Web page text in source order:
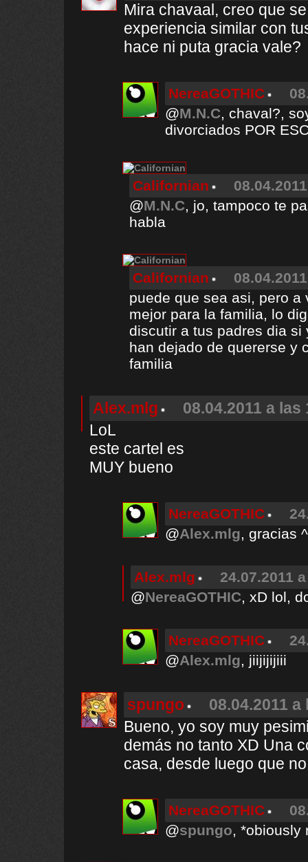
Mira chavaal, creo que
experiencia similar con
hace ni puta gracia vale?
NereaGOTHIC
@M.N.C, chaval?,
divorciados POR
Californian
@M.N.C, jo, tampoco te
habla
Californian
puede que sea asi, pero
mejor para la familia, lo
discutir a tus padres dia
han dejado de quererse y
familia
Alex.mlg
08.04.2011 a las
LoL
este cartel es
MUY bueno
NereaGOTHIC
@Alex.mlg, gracias
Alex.mlg
24.07.2011
@NereaGOTHIC, xD lol,
NereaGOTHIC
@Alex.mlg, jiijijijiii
spungo
08.04.2011 a
Bueno, yo soy muy
demás no tanto XD Una
casa, desde luego que
NereaGOTHIC
@spungo, *obiously